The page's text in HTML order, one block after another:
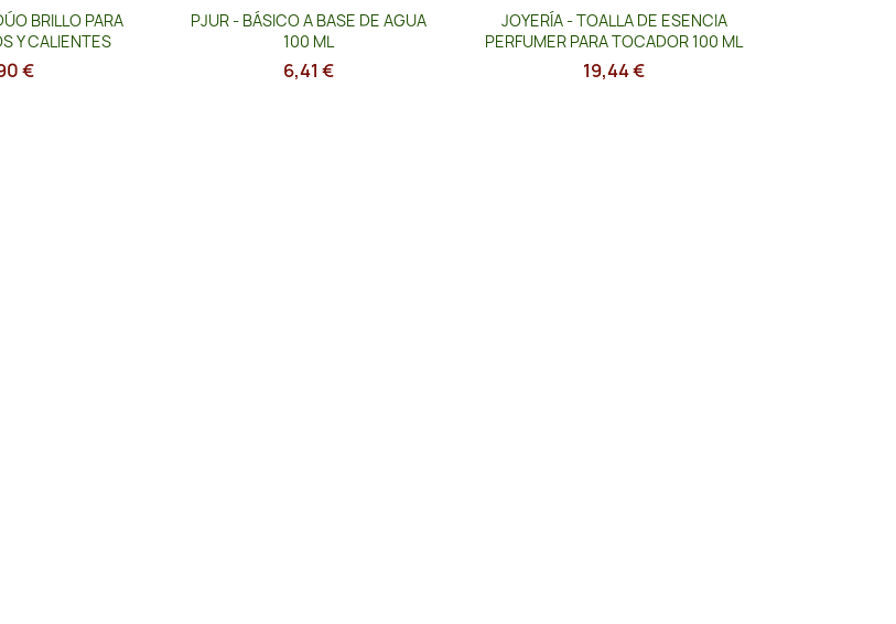
rápida
BRILLO PARA
Y CALIENTES
€
Vista rápida
PJUR - BÁSICO A BASE DE AGUA
100 ML
6,41 €
Vista rápida
JOYERÍA - TOALLA DE ESENCIA
PERFUMER PARA TOCADOR 100 ML
19,44 €